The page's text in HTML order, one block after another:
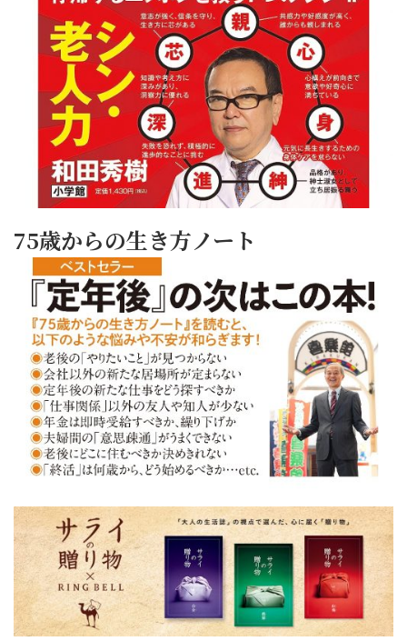
75歳からの生き方ノート